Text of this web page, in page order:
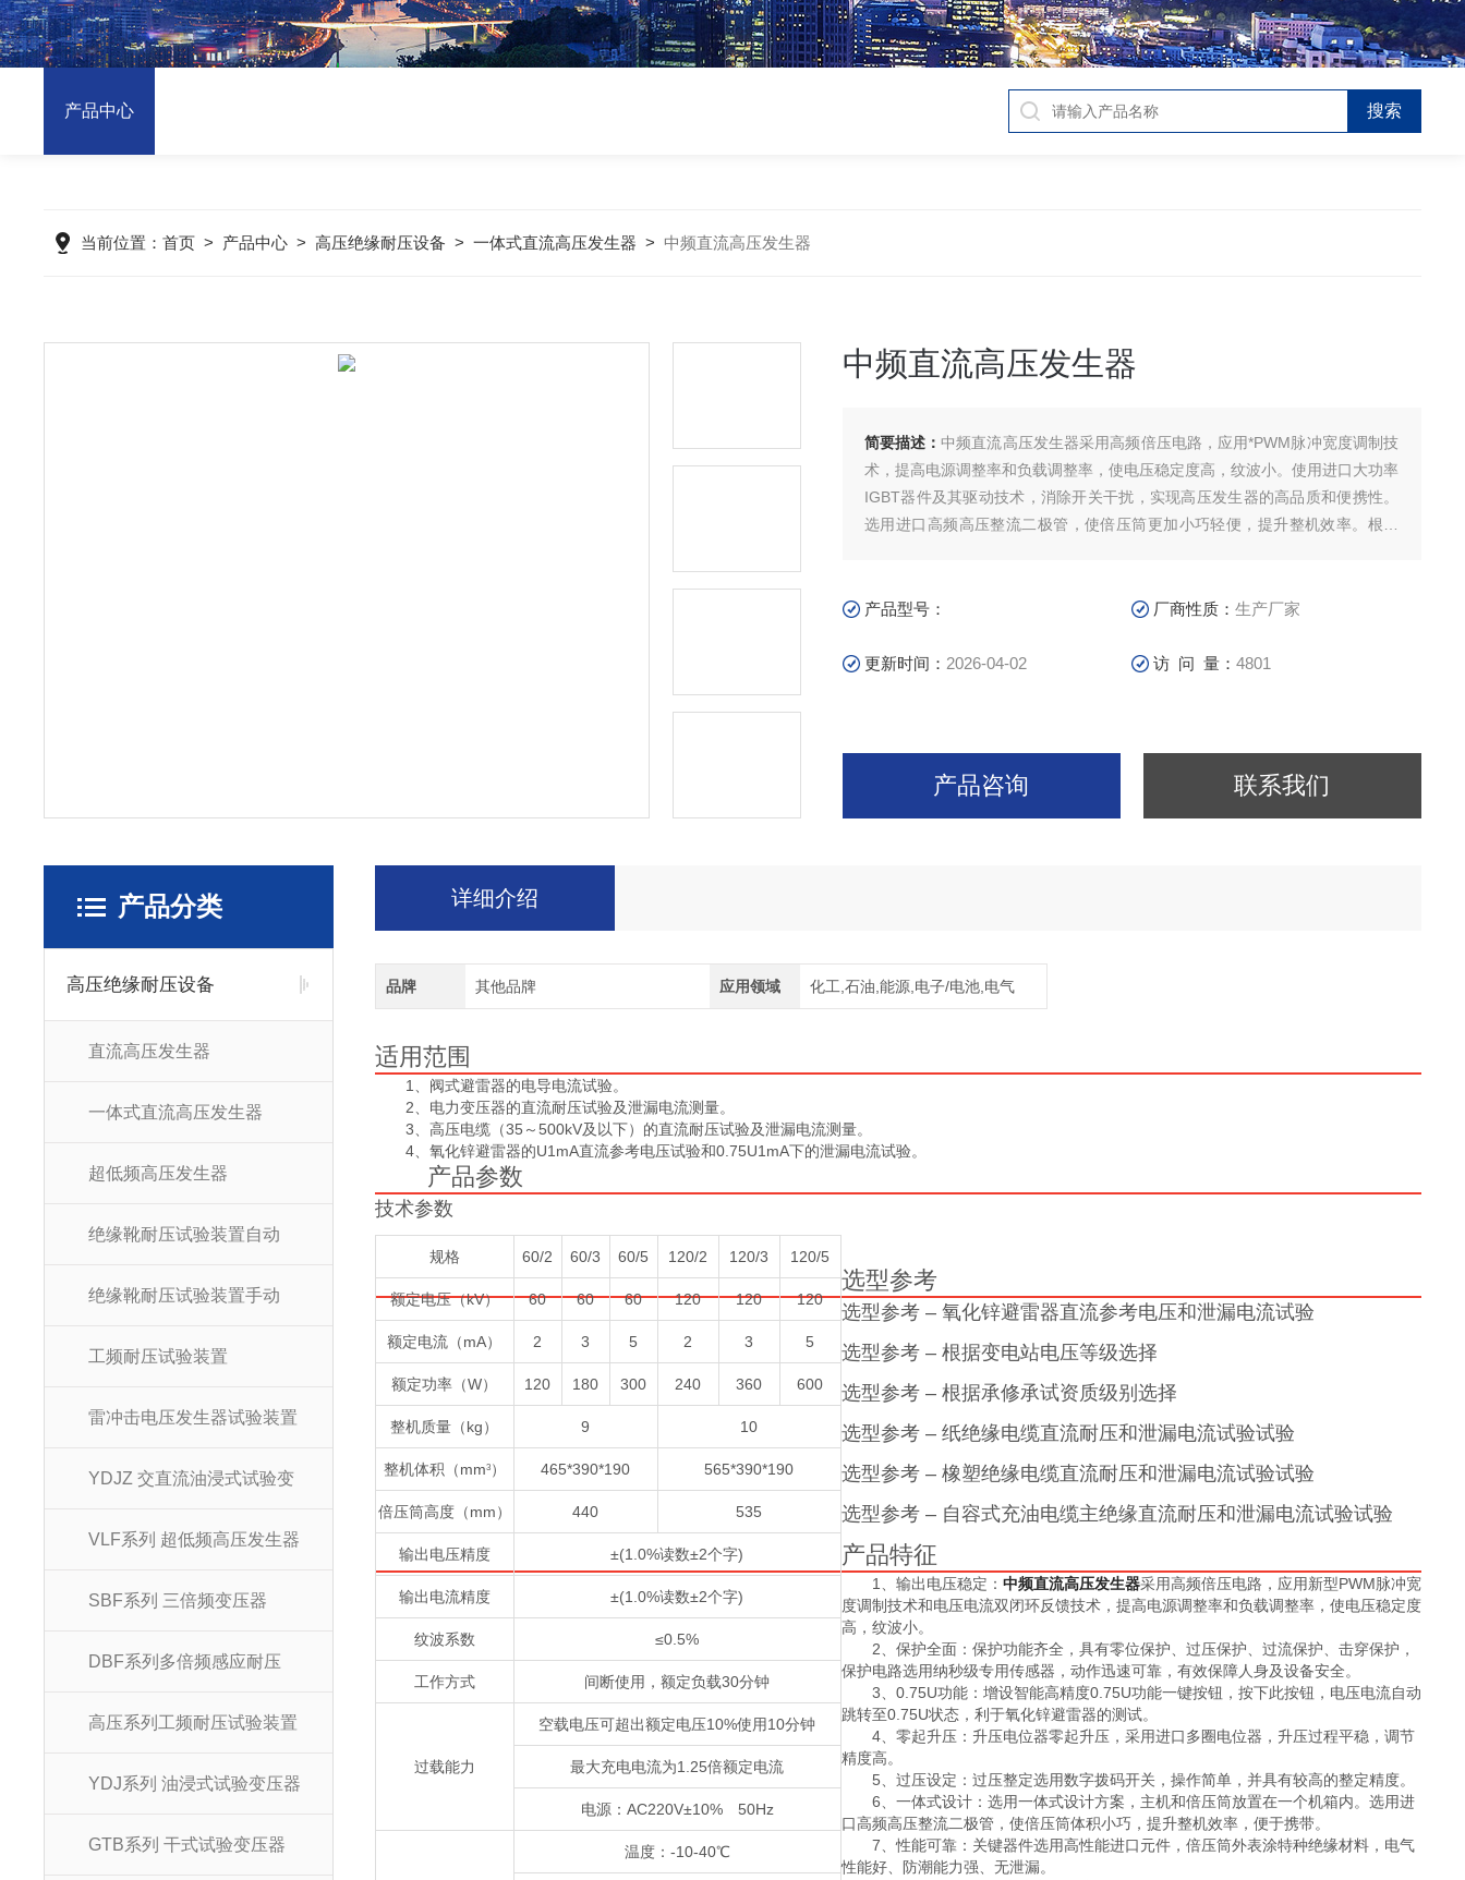
产品中心
当前位置：首页 > 产品中心 >高压绝缘耐压设备 >一体式直流高压发生器 >中频直流高压发生器
中频直流高压发生器
简要描述：中频直流高压发生器采用高频倍压电路，应用*PWM脉冲宽度调制技
术，提高电源调整率和负载调整率，使电压稳定度高，纹波小。使用进口大功率
IGBT器件及其驱动技术，消除开关干扰，实现高压发生器的高品质和便携性。
选用进口高频高压整流二极管，使倍压筒更加小巧轻便，提升整机效率。根据
产品型号： 厂商性质：生产厂家
更新时间： 2026-04-02 访 问 量：4801
产品咨询 联系我们
产品分类
高压绝缘耐压设备
直流高压发生器
一体式直流高压发生器
超低频高压发生器
绝缘靴耐压试验装置自动
绝缘靴耐压试验装置手动
工频耐压试验装置
雷冲击电压发生器试验装置
YDJZ 交直流油浸式试验变
VLF系列 超低频高压发生器
SBF系列 三倍频变压器
DBF系列多倍频感应耐压
高压系列工频耐压试验装置
YDJ系列 油浸式试验变压器
GTB系列 干式试验变压器
详细介绍
品牌 其他品牌 应用领域 化工,石油,能源,电子/电池,电气
适用范围
1、阀式避雷器的电导电流试验。
2、电力变压器的直流耐压试验及泄漏电流测量。
3、高压电缆（35～500kV及以下）的直流耐压试验及泄漏电流测量。
4、氧化锌避雷器的U1mA直流参考电压试验和0.75U1mA下的泄漏电流试验。
产品参数
技术参数
规格 60/2 60/3 60/5 120/2 120/3 120/5
额定电压（kV） 60 60 60 120 120 120
额定电流（mA） 2 3 5 2 3 5
额定功率（W） 120 180 300 240 360 600
整机质量（kg） 9 10
整机体积（mm3） 465*390*190 565*390*190
倍压筒高度（mm） 440 535
输出电压精度 ±(1.0%读数±2个字)
输出电流精度 ±(1.0%读数±2个字)
纹波系数 ≤0.5%
工作方式 间断使用，额定负载30分钟
过载能力
空载电压可超出额定电压10%使用10分钟
最大充电电流为1.25倍额定电流
电源：AC220V±10% 50Hz
温度：-10-40℃
选型参考
选型参考 – 氧化锌避雷器直流参考电压和泄漏电流试验
选型参考 – 根据变电站电压等级选择
选型参考 – 根据承修承试资质级别选择
选型参考 – 纸绝缘电缆直流耐压和泄漏电流试验试验
选型参考 – 橡塑绝缘电缆直流耐压和泄漏电流试验试验
选型参考 – 自容式充油电缆主绝缘直流耐压和泄漏电流试验试验
产品特征
1、输出电压稳定： 中频直流高压发生器采用高频倍压电路，应用新型PWM脉冲宽
度调制技术和电压电流双闭环反馈技术，提高电源调整率和负载调整率，使电压稳定度
高，纹波小。
2、保护全面：保护功能齐全，具有零位保护、过压保护、过流保护、击穿保护，
保护电路选用纳秒级专用传感器，动作迅速可靠，有效保障人身及设备安全。
3、0.75U功能：增设智能高精度0.75U功能一键按钮，按下此按钮，电压电流自动
跳转至0.75U状态，利于氧化锌避雷器的测试。
4、零起升压：升压电位器零起升压，采用进口多圈电位器，升压过程平稳，调节
精度高。
5、过压设定：过压整定选用数字拨码开关，操作简单，并具有较高的整定精度。
6、一体式设计：选用一体式设计方案，主机和倍压筒放置在一个机箱内。选用进
口高频高压整流二极管，使倍压筒体积小巧，提升整机效率，便于携带。
7、性能可靠：关键器件选用高性能进口元件，倍压筒外表涂特种绝缘材料，电气
性能好、防潮能力强、无泄漏。